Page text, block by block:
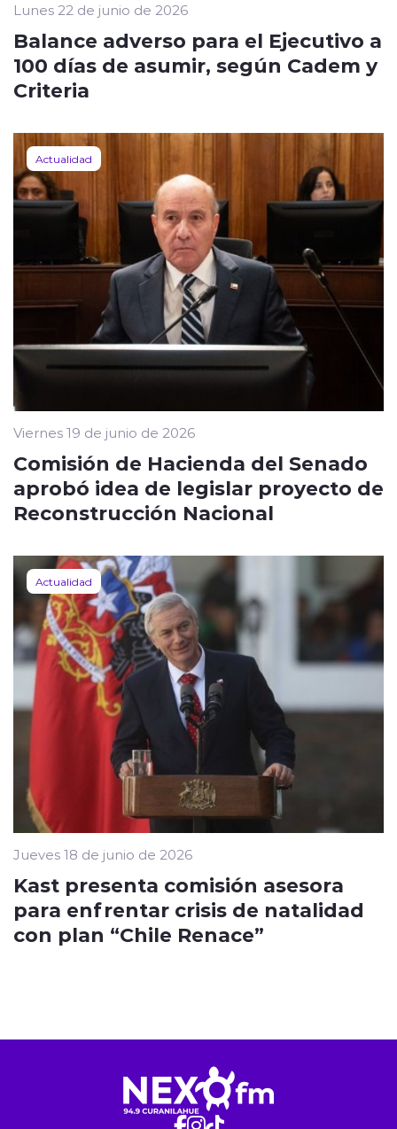
Lunes 22 de junio de 2026
Balance adverso para el Ejecutivo a
100 días de asumir, según Cadem y
Criteria
Actualidad
Viernes 19 de junio de 2026
Comisión de Hacienda del Senado
aprobó idea de legislar proyecto de
Reconstrucción Nacional
Actualidad
Jueves 18 de junio de 2026
Kast presenta comisión asesora
para enfrentar crisis de natalidad
con plan “Chile Renace”